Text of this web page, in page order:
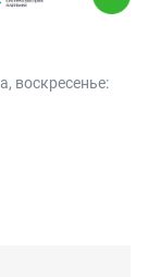
воскресенье: